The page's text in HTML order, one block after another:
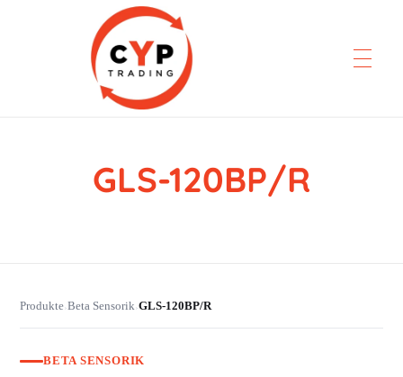
CYP Trading
Professionelle Ersatzteilbeschaffung
GLS-120BP/R
Produkte›Beta Sensorik›GLS-120BP/R
BETA SENSORIK